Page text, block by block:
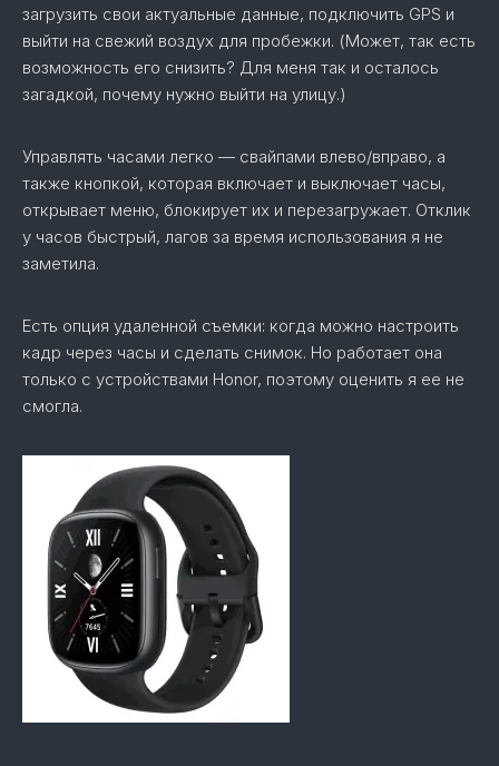
загрузить свои актуальные данные, подключить GPS и
выйти на свежий воздух для пробежки. (Может, так есть
возможность его снизить? Для меня так и осталось
загадкой, почему нужно выйти на улицу.)
Управлять часами легко — свайпами влево/вправо, а
также кнопкой, которая включает и выключает часы,
открывает меню, блокирует их и перезагружает. Отклик
у часов быстрый, лагов за время использования я не
заметила.
Есть опция удаленной съемки: когда можно настроить
кадр через часы и сделать снимок. Но работает она
только с устройствами Honor, поэтому оценить я ее не
смогла.